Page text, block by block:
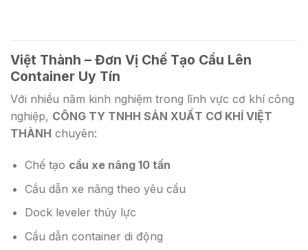
Việt Thành – Đơn Vị Chế Tạo Cầu Lên
Container Uy Tín
Với nhiều năm kinh nghiệm trong lĩnh vực cơ khí công
nghiệp, CÔNG TY TNHH SẢN XUẤT CƠ KHÍ VIỆT
THÀNH chuyên:
Chế tạo cầu xe nâng 10 tấn
Cầu dẫn xe nâng theo yêu cầu
Dock leveler thủy lực
Cầu dẫn container di động